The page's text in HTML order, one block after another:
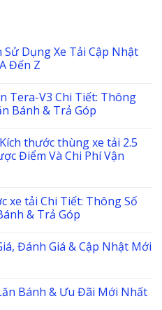
Dụng Xe Tải Cập Nhật
Đến Z
Tera-V3 Chi Tiết: Thông
Bánh & Trả Góp
thước thùng xe tải 2.5
Điểm Và Chi Phí Vận
xe tải Chi Tiết: Thông Số
& Trả Góp
Đánh Giá & Cập Nhật Mới
Bánh & Ưu Đãi Mới Nhất